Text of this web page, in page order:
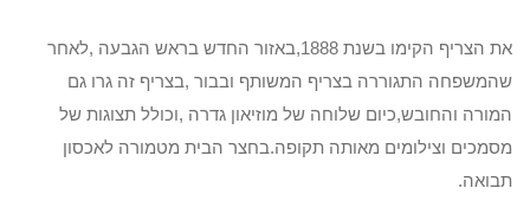
את הצריף הקימו בשנת 1888,באזור החדש בראש הגבעה ,לאחר
שהמשפחה התגוררה בצריף המשותף ובבור ,בצריף זה גרו גם
המורה והחובש,כיום שלוחה של מוזיאון גדרה ,וכולל תצוגות של
מסמכים וצילומים מאותה תקופה.בחצר הבית מטמורה לאכסון
תבואה.